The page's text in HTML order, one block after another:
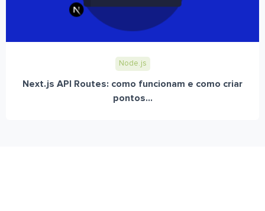
Node.js
Next.js API Routes: como funcionam e como criar
pontos...